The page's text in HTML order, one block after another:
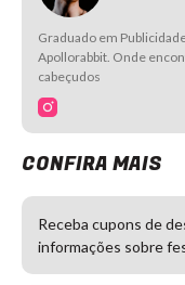
Graduado em
Apollorabbit. Onde
cabeçudos
CONFIRA MAIS
Receba cupons de
informações sobre